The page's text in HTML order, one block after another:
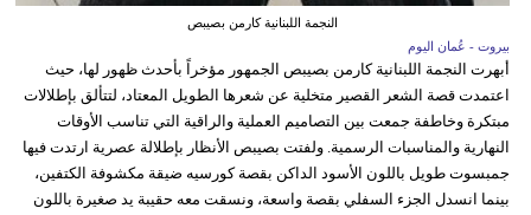
النجمة اللبنانية كارمن بصيبص
بيروت - عُمان اليوم
أبهرت النجمة اللبنانية كارمن بصيبص الجمهور مؤخراً بأحدث ظهور لها، حيث
اعتمدت قصة الشعر القصير متخلية عن شعرها الطويل المعتاد، لتتألق بإطلالات
مبتكرة وخاطفة جمعت بين التصاميم العملية والراقية التي تناسب الأوقات
النهارية والمناسبات الرسمية. ولفتت بصيبص الأنظار بإطلالة عصرية ارتدت فيها
جمبسوت طويل باللون الأسود الداكن بقصة كورسيه ضيقة مكشوفة الكتفين،
بينما انسدل الجزء السفلي بقصة واسعة، ونسقت معه حقيبة يد صغيرة باللون